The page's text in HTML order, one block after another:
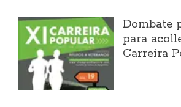
Dombate
para
Carreira